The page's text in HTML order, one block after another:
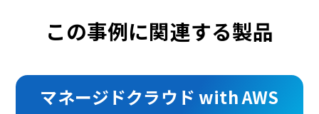
この事例に関連する製品
マネージドクラウド with AWS